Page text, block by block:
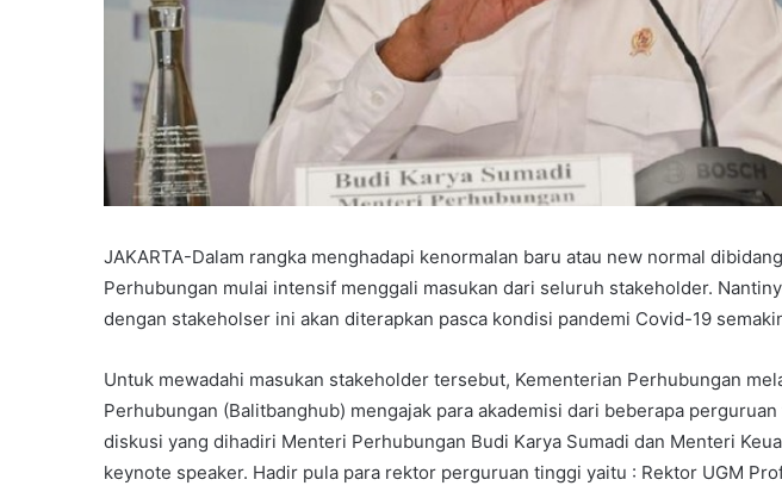
JAKARTA-Dalam rangka menghadapi kenormalan baru atau new normal
Perhubungan mulai intensif menggali masukan dari seluruh stakeholder.
dengan stakeholser ini akan diterapkan pasca kondisi pandemi Covid-19
Untuk mewadahi masukan stakeholder tersebut, Kementerian Perhubungan
Perhubungan (Balitbanghub) mengajak para akademisi dari beberapa
diskusi yang dihadiri Menteri Perhubungan Budi Karya Sumadi dan Menteri
keynote speaker. Hadir pula para rektor perguruan tinggi yaitu : Rektor UGM